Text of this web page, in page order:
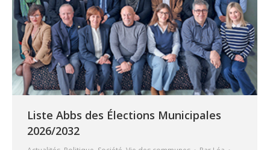
Liste Abbs des Élections Municipales
2026/2032